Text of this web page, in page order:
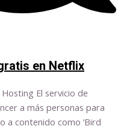
en Netflix
El servicio de
a más personas para
a contenido como ‘Bird